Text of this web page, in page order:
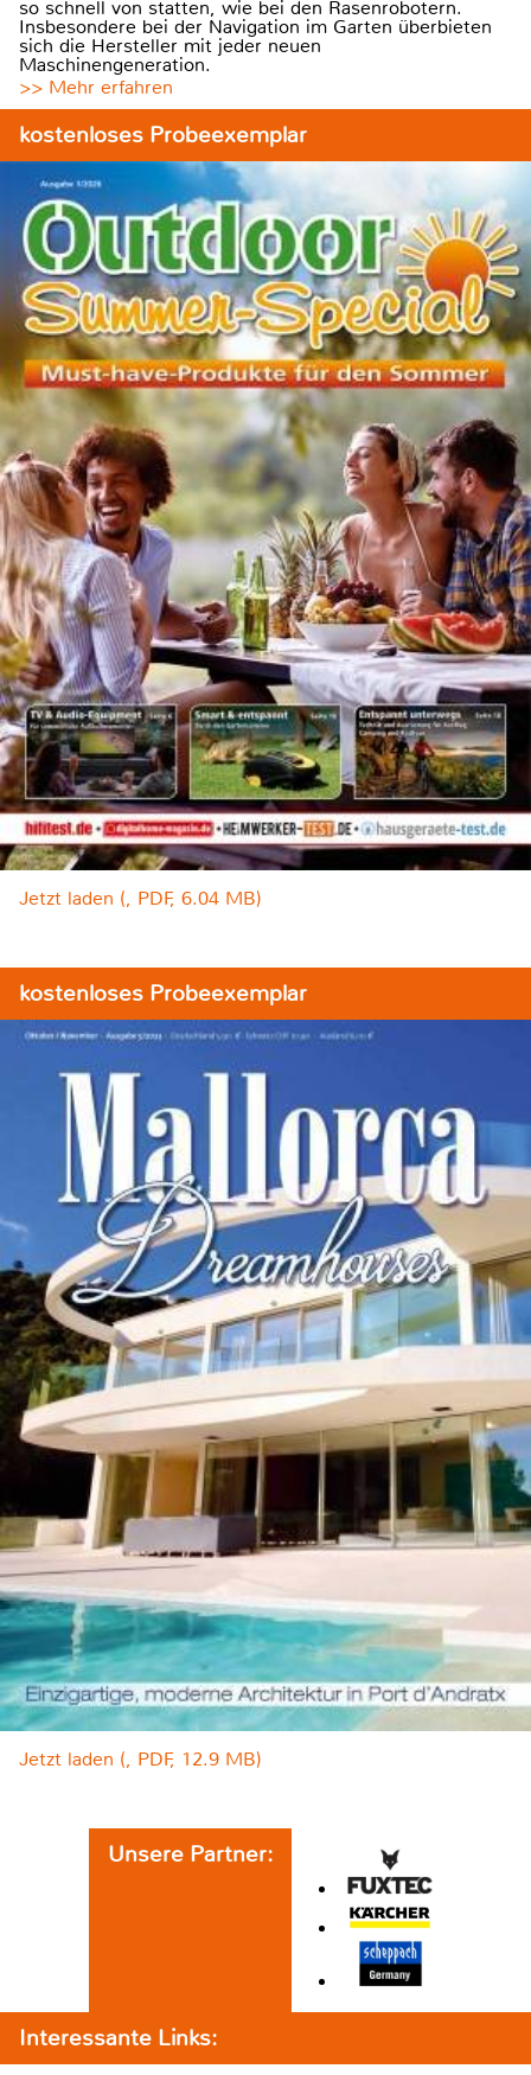
so schnell von statten, wie bei den Rasenrobotern.
Insbesondere bei der Navigation im Garten überbieten
sich die Hersteller mit jeder neuen
Maschinengeneration.
>> Mehr erfahren
kostenloses Probeexemplar
Jetzt laden (, PDF, 6.04 MB)
kostenloses Probeexemplar
Jetzt laden (, PDF, 12.9 MB)
Unsere Partner:
Interessante Links: